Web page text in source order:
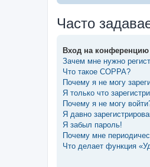
Часто
Вход на конференцию
Зачем мне нужно
Что такое COPPA?
Почему я не могу
Я только что
Почему я не могу
Я давно
Я забыл пароль!
Почему мне
Что делает функция